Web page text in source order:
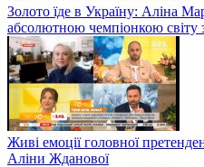
Золото їде в Україну: Аліна
абсолютною чемпіонкою світу
Живі емоції головної
Аліни Жданової